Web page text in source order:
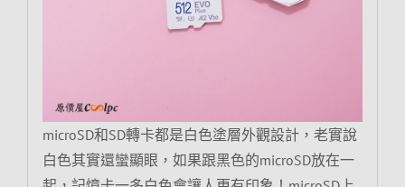
microSD和SD轉卡都是白色塗層外觀設計，老實說
白色其實還蠻顯眼，如果跟黑色的microSD放在一